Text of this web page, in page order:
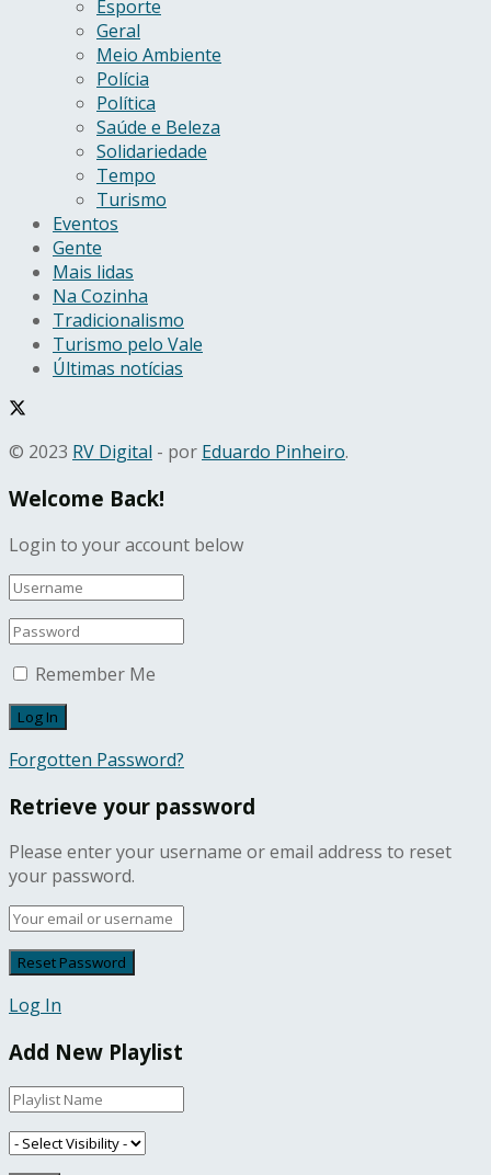
Esporte
Geral
Meio Ambiente
Polícia
Política
Saúde e Beleza
Solidariedade
Tempo
Turismo
Eventos
Gente
Mais lidas
Na Cozinha
Tradicionalismo
Turismo pelo Vale
Últimas notícias
© 2023 RV Digital - por Eduardo Pinheiro.
Welcome Back!
Login to your account below
Remember Me
Forgotten Password?
Retrieve your password
Please enter your username or email address to reset
your password.
Log In
Add New Playlist